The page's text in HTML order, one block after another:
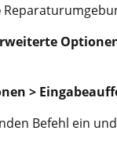
>
Befehl ein